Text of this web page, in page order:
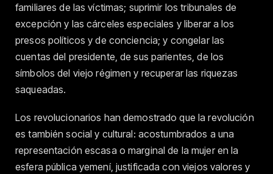
familiares de las víctimas; suprimir los tribunales de
excepción y las cárceles especiales y liberar a los
presos políticos y de conciencia; y congelar las
cuentas del presidente, de sus parientes, de los
símbolos del viejo régimen y recuperar las riquezas
saqueadas.
Los revolucionarios han demostrado que la revolución
es también social y cultural: acostumbrados a una
representación escasa o marginal de la mujer en la
esfera pública yemení, justificada con viejos valores y